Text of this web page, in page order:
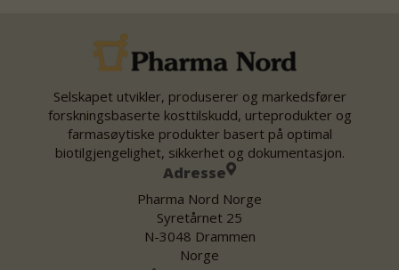
Selskapet utvikler, produserer og markedsfører
forskningsbaserte kosttilskudd, urteprodukter og
farmasøytiske produkter basert på optimal
biotilgjengelighet, sikkerhet og dokumentasjon.
Adresse
Pharma Nord Norge
Syretårnet 25
N-3048 Drammen
Norge